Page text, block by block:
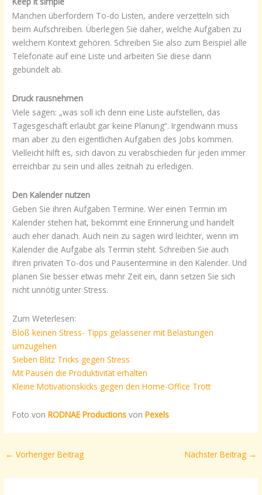
Manchen überfordern To-do Listen, andere verzetteln sich
beim Aufschreiben. Überlegen Sie daher, welche Aufgaben zu
welchem Kontext gehören. Schreiben Sie also zum Beispiel alle
Telefonate auf eine Liste und arbeiten Sie diese dann
gebündelt ab.
Druck rausnehmen
Viele sagen: „was soll ich denn eine Liste aufstellen, das
Tagesgeschäft erlaubt gar keine Planung“. Irgendwann muss
man aber zu den eigentlichen Aufgaben des Jobs kommen.
Vielleicht hilft es, sich davon zu verabschieden für jeden immer
erreichbar zu sein und alles zeitnah zu erledigen.
Den Kalender nutzen
Geben Sie ihren Aufgaben Termine. Wer einen Termin im
Kalender stehen hat, bekommt eine Erinnerung und handelt
auch eher danach. Auch nein zu sagen wird leichter, wenn im
Kalender die Aufgabe als Termin steht. Schreiben Sie auch
ihren privaten To-dos und Pausentermine in den Kalender. Und
planen Sie besser etwas mehr Zeit ein, dann setzen Sie sich
nicht unnötig unter Stress.
Zum Weterlesen:
Bloß keinen Stress- Tipps gelassener mit Belastungen
umzugehen
Sieben Blitz Tricks gegen Stress
Mit Pausen die Produktivität erhalten
Kleine Motivationskicks gegen den Home-Office Trott
Foto vonRODNAE Productions vonPexels
← Vorheriger Beitrag Nächster Beitrag →